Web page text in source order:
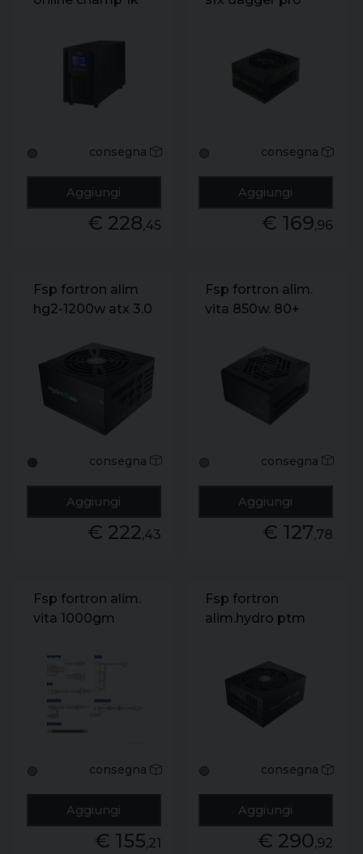
900w 230v iecx3
🟢 consegna
Aggiungi
€ 228,45
🟢 consegna
Aggiungi
€ 169,96
Fsp fortron alim
hg2-1200w atx 3.0
cavo pcie5.1
4wt1441
🟠 consegna
Aggiungi
€ 222,43
Fsp fortron alim.
vita 850w. 80+
modulare.ppa85042
🟢 consegna
Aggiungi
€ 127,78
Fsp fortron alim.
vita 1000gm
atx 3.0. gen
🟢 consegna
Aggiungi
€ 155,21
Fsp fortron
alim.hydro ptm
atx3.1 gen 5.1
🔵 consegna
Aggiungi
€ 290,92